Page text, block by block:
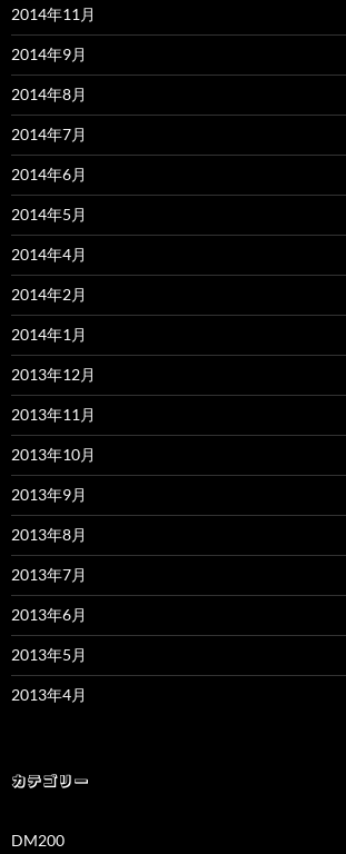
2014年11月
2014年9月
2014年8月
2014年7月
2014年6月
2014年5月
2014年4月
2014年2月
2014年1月
2013年12月
2013年11月
2013年10月
2013年9月
2013年8月
2013年7月
2013年6月
2013年5月
2013年4月
カテゴリー
DM200